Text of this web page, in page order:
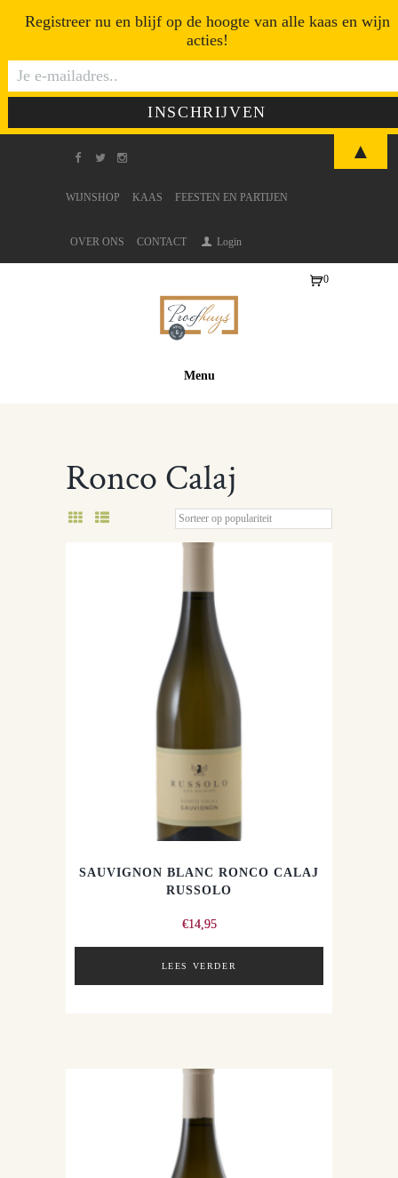
WIJNSHOP KAAS FEESTEN EN PARTIJEN
OVER ONS CONTACT Login
Menu
0
Ronco Calaj
SAUVIGNON BLANC RONCO CALAJ
RUSSOLO
€14,95
LEES VERDER
Registreer nu en blijf op de hoogte van alle kaas en wijn
acties!
▲